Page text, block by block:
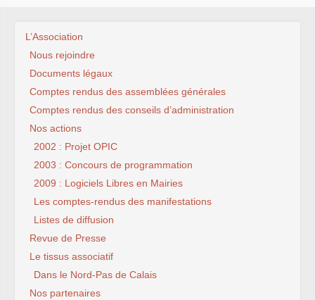
L’Association
Nous rejoindre
Documents légaux
Comptes rendus des assemblées générales
Comptes rendus des conseils d’administration
Nos actions
2002 : Projet OPIC
2003 : Concours de programmation
2009 : Logiciels Libres en Mairies
Les comptes-rendus des manifestations
Listes de diffusion
Revue de Presse
Le tissus associatif
Dans le Nord-Pas de Calais
Nos partenaires